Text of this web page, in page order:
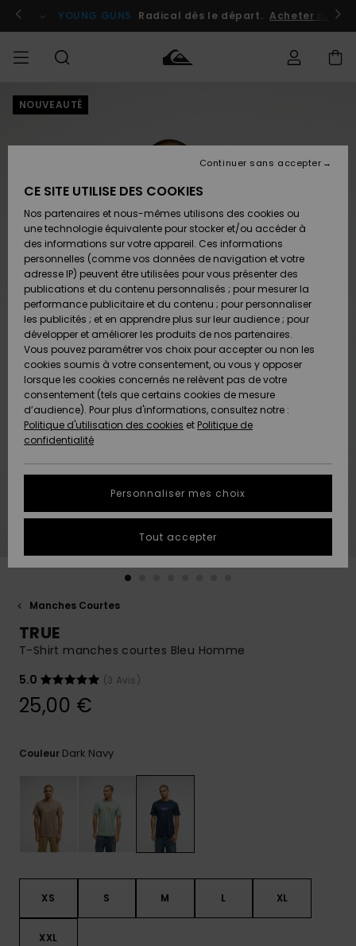
l'information
le
Se connecter / s'inscrire
YOUNG GUNS Radical dès le départ. Acheter
HOMME
Chaussures
& Tongs
Surf
Snow
Nouveautés
A
Découvrir
Chaussures
& Tongs
Surf
Snow
Nouveautés
A
Découvrir
FEMME
A
Découvrir
Snow
SURF
Homme
Surf
Shop
Enfant
Highlights
Communauté
SNOW
Homme
Snow
Shop
Enfant
Snow
Shop
Femme
A
Découvrir
Communauté
OUTLET
Enfant
Outlet
Femme
AIDE &
CONTACT
Retours
Paiement
Carte
Cadeau
Quiksilver
Freedom
Protection
des
tailles
conversation
obtenir la
à votre
Démarrer
questions
les plus
fréquentes
et notre
formulaire
contact.
Consulter
la FAQ
MAGASINS
QUIKSILVER
NOUVEAUTÉ
Manches Courtes
TRUE
T-Shirt manches courtes Bleu Homme
5.0
(3 Avis)
25,00 €
Couleur Dark Navy
XS S M L XL
XXL
CE SITE UTILISE DES COOKIES
Nos partenaires et nous-mêmes utilisons des cookies ou
une technologie équivalente pour stocker et/ou accéder à
des informations sur votre appareil. Ces informations
personnelles (comme vos données de navigation et votre
adresse IP) peuvent être utilisées pour vous présenter des
publications et du contenu personnalisés ; pour mesurer la
performance publicitaire et du contenu ; pour personnaliser
les publicités ; et en apprendre plus sur leur audience ; pour
développer et améliorer les produits de nos partenaires.
Vous pouvez paramétrer vos choix pour accepter ou non les
cookies soumis à votre consentement, ou vous y opposer
lorsque les cookies concernés ne relèvent pas de votre
consentement (tels que certains cookies de mesure
d’audience). Pour plus d'informations, consultez notre :
Politique d'utilisation des cookies et Politique de
confidentialité
Personnaliser mes choix
Continuer sans accepter
Tout accepter